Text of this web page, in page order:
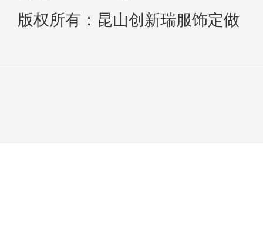
版权所有：昆山创新瑞服饰定做